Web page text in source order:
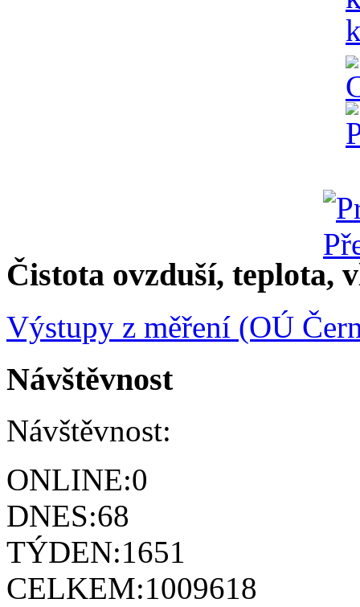
Čistota ovzduší, teplota,
Výstupy z měření (OÚ
Návštěvnost
Návštěvnost:
ONLINE:0
DNES:68
TÝDEN:1651
CELKEM:1009618